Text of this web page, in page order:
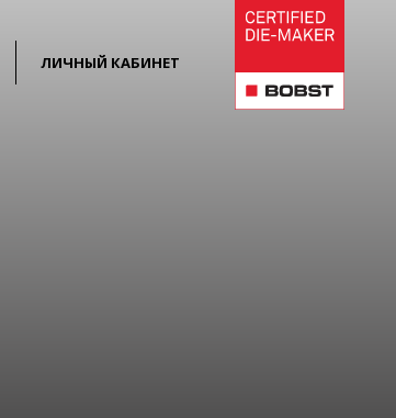
Личный кабинет
ЛИЧНЫЙ КАБИНЕТ